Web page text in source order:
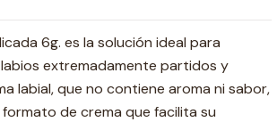
6g. es la solución ideal para
extremadamente partidos y
labial, que no contiene aroma ni sabor,
de crema que facilita su